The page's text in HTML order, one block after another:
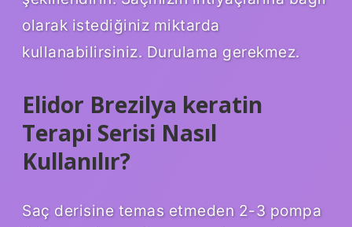
olarak istediğiniz miktarda
kullanabilirsiniz. Durulama gerekmez.
Elidor Brezilya keratin
Terapi Serisi Nasıl
Kullanılır?
Saç derisine temas etmeden 2-3 pompa